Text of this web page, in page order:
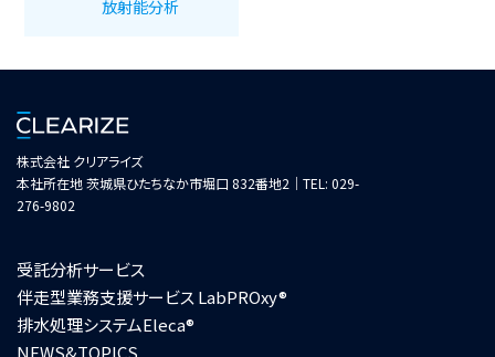
放射能分析
株式会社 クリアライズ
本社所在地 茨城県ひたちなか市堀口 832番地2｜TEL: 029-
276-9802
受託分析サービス
伴走型業務支援サービス LabPROxy®
排水処理システムEleca®
NEWS&TOPICS